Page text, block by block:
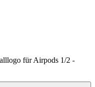
für Airpods 1/2 -